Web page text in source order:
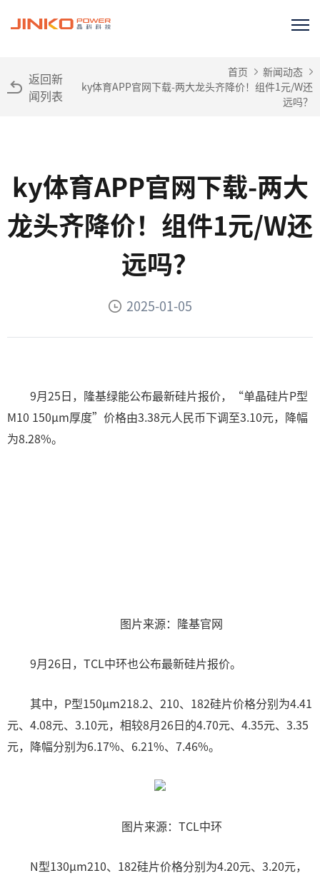
返回新
闻列表
首页
新闻动态
ky体育APP官网下载-两大龙头齐降价！组件1元/W还
远吗？
ky体育APP官网下载-两大
龙头齐降价！组件1元/W还
远吗？
2025-01-05
9月25日，隆基绿能公布最新硅片报价，“单晶硅片P型
M10 150μm厚度”价格由3.38元人民币下调至3.10元，降幅
为8.28%。
图片来源：隆基官网
9月26日，TCL中环也公布最新硅片报价。
其中，P型150μm218.2、210、182硅片价格分别为4.41
元、4.08元、3.10元，相较8月26日的4.70元、4.35元、3.35
元，降幅分别为6.17%、6.21%、7.46%。
图片来源：TCL中环
N型130μm210、182硅片价格分别为4.20元、3.20元，